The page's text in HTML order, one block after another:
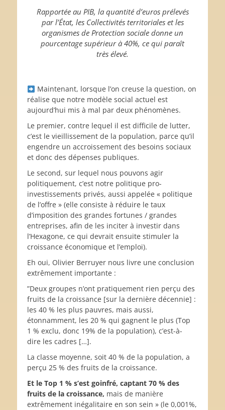
Rapportée au PIB, la quantité d’euros prélevés
par l’État, les Collectivités territoriales et les
organismes de Protection sociale donne un
pourcentage supérieur à 40%, ce qui paraît
très élevé.
Maintenant, lorsque l’on creuse la question, on
réalise que notre modèle social actuel est
aujourd’hui mis à mal par deux phénomènes.
Le premier, contre lequel il est difficile de lutter,
c’est le vieillissement de la population, parce qu’il
engendre un accroissement des besoins sociaux
et donc des dépenses publiques.
Le second, sur lequel nous pouvons agir
politiquement, c’est notre politique pro-
investissements privés, aussi appelée « politique
de l’offre » (elle consiste à réduire le taux
d’imposition des grandes fortunes / grandes
entreprises, afin de les inciter à investir dans
l’Hexagone, ce qui devrait ensuite stimuler la
croissance économique et l’emploi).
Eh oui, Olivier Berruyer nous livre une conclusion
extrêmement importante :
”Deux groupes n’ont pratiquement rien perçu des
fruits de la croissance [sur la dernière décennie] :
les 40 % les plus pauvres, mais aussi,
étonnamment, les 20 % qui gagnent le plus (Top
1 % exclu, donc 19% de la population), c’est-à-
dire les cadres […].
La classe moyenne, soit 40 % de la population, a
perçu 25 % des fruits de la croissance.
Et le Top 1 % s’est goinfré, captant 70 % des
fruits de la croissance, mais de manière
extrêmement inégalitaire en son sein » (le 0,001%,